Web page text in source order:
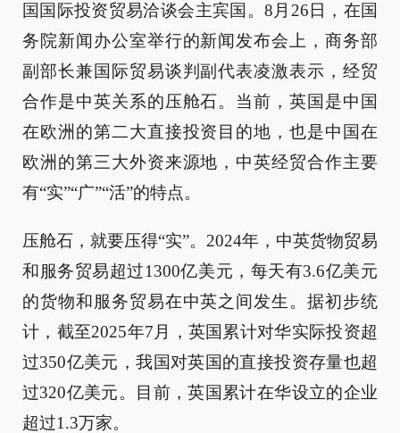
国国际投资贸易洽谈会主宾国。8月26日，在国
务院新闻办公室举行的新闻发布会上，商务部
副部长兼国际贸易谈判副代表凌激表示，经贸
合作是中英关系的压舱石。当前，英国是中国
在欧洲的第二大直接投资目的地，也是中国在
欧洲的第三大外资来源地，中英经贸合作主要
有“实”“广”“活”的特点。
压舱石，就要压得“实”。2024年，中英货物贸易
和服务贸易超过1300亿美元，每天有3.6亿美元
的货物和服务贸易在中英之间发生。据初步统
计，截至2025年7月，英国累计对华实际投资超
过350亿美元，我国对英国的直接投资存量也超
过320亿美元。目前，英国累计在华设立的企业
超过1.3万家。